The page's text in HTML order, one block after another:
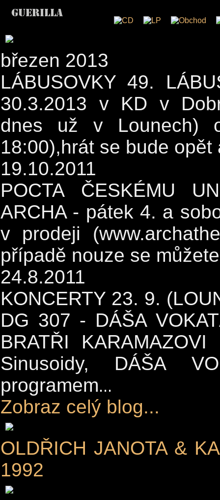
březen 2013
LÁBUSOVKY 49.
30.3.2013 v KD v
dnes už v Lounech)
18:00),hrát se bude opět
19.10.2011
POCTA ČESKÉMU
ARCHA - pátek 4. a
v prodeji
případě nouze se
24.8.2011
KONCERTY 23. 9.
DG 307 - DÁŠA
BRATŘI
Sinusoidy, DÁŠA
programem...
Zobraz celý blog...
OLDŘICH JANOTA &
1992